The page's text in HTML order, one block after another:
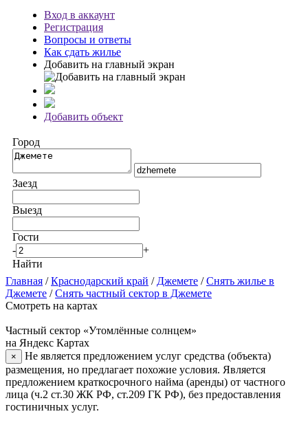
Вход в аккаунт
Регистрация
Вопросы и ответы
Как сдать жилье
Добавить на главный экран
Добавить объект
Город
Заезд
Выезд
Гости
-
+
Найти
Главная /Краснодарский край / Джемете /Снять жилье в
Джемете /Снять частный сектор в Джемете
Смотреть на картах
Частный сектор «Утомлённые солнцем»
на Яндекс Картах
×
Не является предложением услуг средства (объекта)
размещения, но предлагает похожие условия. Является
предложением краткосрочного найма (аренды) от частного
лица (ч.2 ст.30 ЖК РФ, ст.209 ГК РФ), без предоставления
гостиничных услуг.